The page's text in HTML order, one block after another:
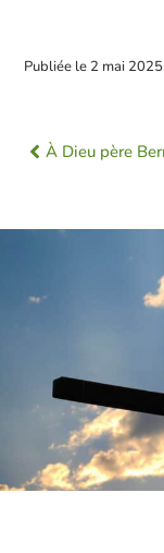
Publiée le 2 mai 2025